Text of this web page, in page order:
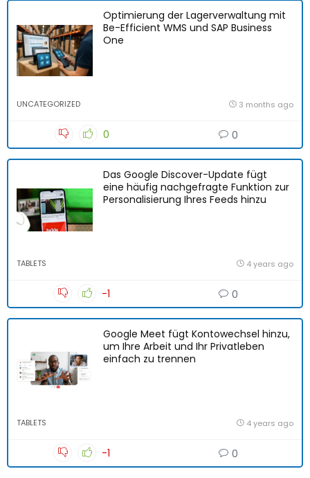
Optimierung der Lagerverwaltung mit
Be-Efficient WMS und SAP Business
One
UNCATEGORIZED 3 months ago
0 0
Das Google Discover-Update fügt
eine häufig nachgefragte Funktion zur
Personalisierung Ihres Feeds hinzu
TABLETS 4 years ago
-1 0
Google Meet fügt Kontowechsel hinzu,
um Ihre Arbeit und Ihr Privatleben
einfach zu trennen
TABLETS 4 years ago
-1 0